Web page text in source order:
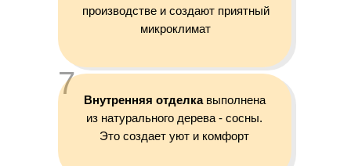
7
производстве и создают приятный
микроклимат
Внутренняя отделкавыполнена
из натурального дерева - сосны.
Это создает уют и комфорт